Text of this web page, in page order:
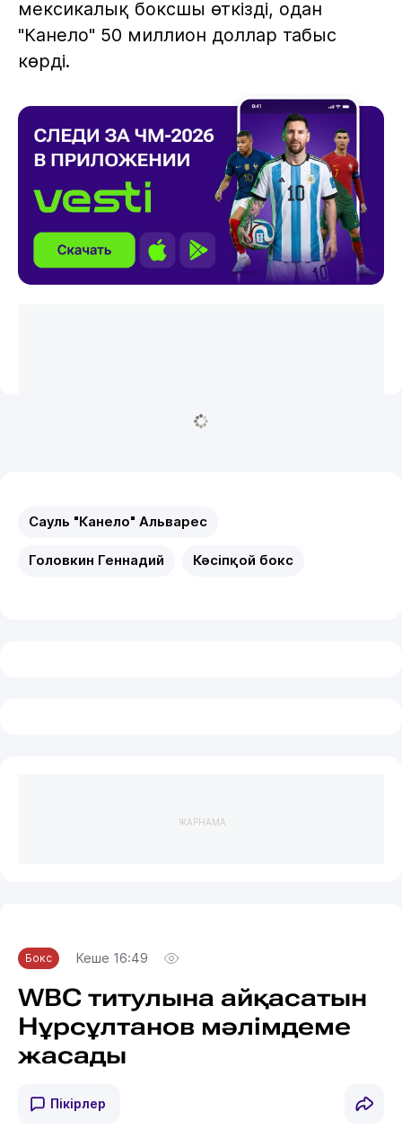
мексикалық боксшы өткізді, одан
"Канело" 50 миллион доллар табыс
көрді.
Сауль "Канело" Альварес
Головкин Геннадий Кәсіпқой бокс
ЖАРНАМА
Бокс Кеше 16:49
WBC титулына айқасатын
Нұрсұлтанов мәлімдеме
жасады
Пікірлер